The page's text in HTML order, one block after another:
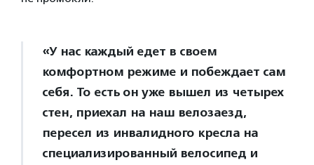
«У нас каждый едет в своем
комфортном режиме и побеждает сам
себя. То есть он уже вышел из четырех
стен, приехал на наш велозаезд,
пересел из инвалидного кресла на
специализированный велосипед и